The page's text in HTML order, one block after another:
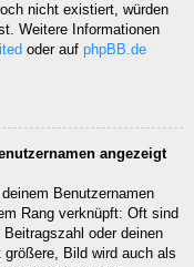
nicht existiert, würden
Weitere Informationen
oder auf phpBB.de
angezeigt
Benutzernamen
Rang verknüpft: Oft sind
oder deinen
Bild wird auch als